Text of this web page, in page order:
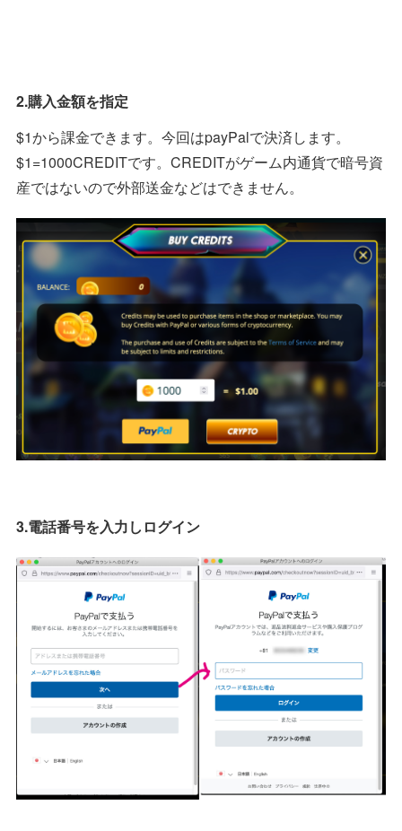
2.購入金額を指定
$1から課金できます。今回はpayPalで決済します。
$1=1000CREDITです。CREDITがゲーム内通貨で暗号資
産ではないので外部送金などはできません。
3.電話番号を入力しログイン